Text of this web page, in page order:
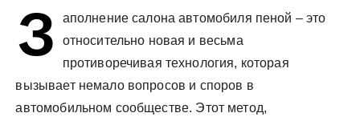
З
аполнение салона автомобиля пеной – это
относительно новая и весьма
противоречивая технология, которая
вызывает немало вопросов и споров в
автомобильном сообществе. Этот метод,